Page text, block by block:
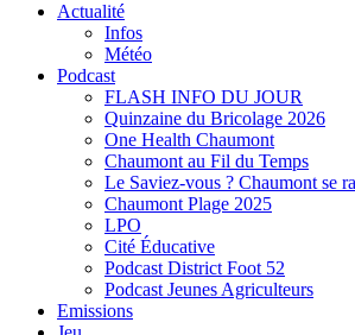
Actualité
Infos
Météo
Podcast
FLASH INFO DU JOUR
Quinzaine du Bricolage 2026
One Health Chaumont
Chaumont au Fil du Temps
Le Saviez-vous ? Chaumont se
Chaumont Plage 2025
LPO
Cité Éducative
Podcast District Foot 52
Podcast Jeunes Agriculteurs
Emissions